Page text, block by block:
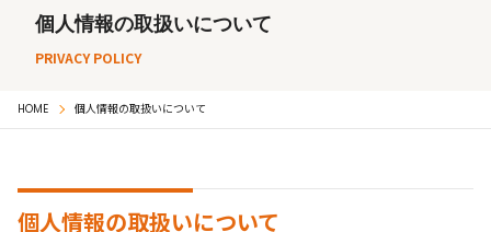
個人情報の取扱いについて
PRIVACY POLICY
HOME 個人情報の取扱いについて
個人情報の取扱いについて